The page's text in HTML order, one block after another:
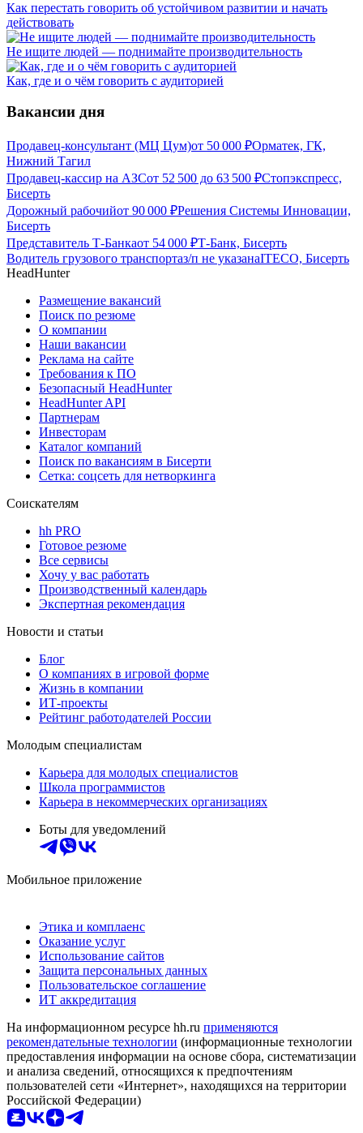
Как перестать говорить об устойчивом развитии и начать
действовать
Не ищите людей — поднимайте производительность
Как, где и о чём говорить с аудиторией
Вакансии дня
Продавец-консультант (МЦ Цум)от 50 000 ₽Орматек, ГК,
Нижний Тагил
Продавец-кассир на АЗСот 52 500 до 63 500 ₽Стопэкспресс,
Бисерть
Дорожный рабочийот 90 000 ₽Решения Системы Инновации,
Бисерть
Представитель Т-Банкаот 54 000 ₽Т-Банк, Бисерть
Водитель грузового транспортаз/п не указанаITECO, Бисерть
HeadHunter
Размещение вакансий
Поиск по резюме
О компании
Наши вакансии
Реклама на сайте
Требования к ПО
Безопасный HeadHunter
HeadHunter API
Партнерам
Инвесторам
Каталог компаний
Поиск по вакансиям в Бисерти
Сетка: соцсеть для нетворкинга
Соискателям
hh PRO
Готовое резюме
Все сервисы
Хочу у вас работать
Производственный календарь
Экспертная рекомендация
Новости и статьи
Блог
О компаниях в игровой форме
Жизнь в компании
ИТ-проекты
Рейтинг работодателей России
Молодым специалистам
Карьера для молодых специалистов
Школа программистов
Карьера в некоммерческих организациях
Боты для уведомлений
Мобильное приложение
Этика и комплаенс
Оказание услуг
Использование сайтов
Защита персональных данных
Пользовательское соглашение
ИТ аккредитация
На информационном ресурсе hh.ru применяются
рекомендательные технологии (информационные технологии
предоставления информации на основе сбора, систематизации
и анализа сведений, относящихся к предпочтениям
пользователей сети «Интернет», находящихся на территории
Российской Федерации)